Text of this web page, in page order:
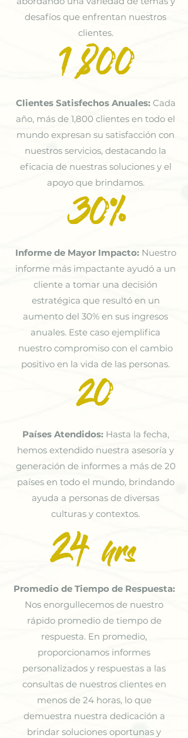
desafíos que enfrentan nuestros
clientes.
1,800
Clientes Satisfechos Anuales: Cada
año, más de 1,800 clientes en todo el
mundo expresan su satisfacción con
nuestros servicios, destacando la
eficacia de nuestras soluciones y el
apoyo que brindamos.
30%
Informe de Mayor Impacto:Nuestro
informe más impactante ayudó a un
cliente a tomar una decisión
estratégica que resultó en un
aumento del 30% en sus ingresos
anuales. Este caso ejemplifica
nuestro compromiso con el cambio
positivo en la vida de las personas.
20
Países Atendidos:Hasta la fecha,
hemos extendido nuestra asesoría y
generación de informes a más de 20
países en todo el mundo, brindando
ayuda a personas de diversas
culturas y contextos.
24 hrs
Promedio de Tiempo de Respuesta:
Nos enorgullecemos de nuestro
rápido promedio de tiempo de
respuesta. En promedio,
proporcionamos informes
personalizados y respuestas a las
consultas de nuestros clientes en
menos de 24 horas, lo que
demuestra nuestra dedicación a
brindar soluciones oportunas y